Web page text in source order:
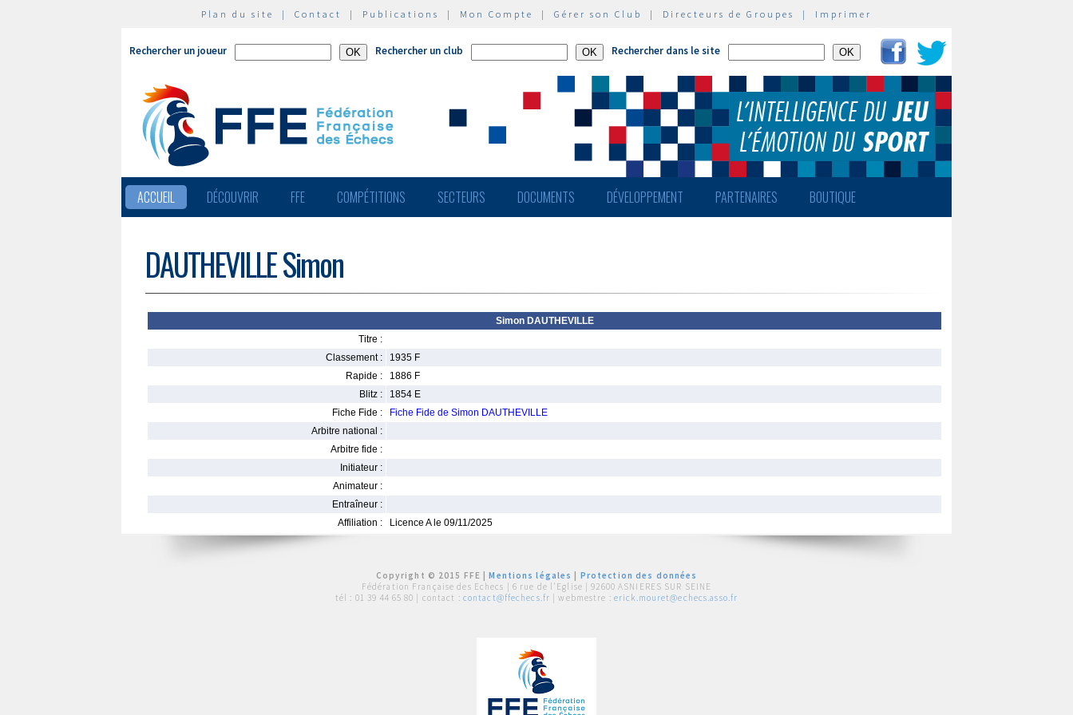
Plan du site | Contact | Publications | Mon Compte | Gérer son Club | Directeurs de Groupes | Imprimer
Rechercher un joueur Rechercher un club Rechercher dans le site
ACCUEIL DÉCOUVRIR FFE COMPÉTITIONS SECTEURS DOCUMENTS DÉVELOPPEMENT PARTENAIRES BOUTIQUE
DAUTHEVILLE Simon
Simon DAUTHEVILLE
Titre :
Classement :
1935 F
Rapide :
1886 F
Blitz :
1854 E
Fiche Fide :
Fiche Fide de Simon DAUTHEVILLE
Arbitre national :
Arbitre fide :
Initiateur :
Animateur :
Entraîneur :
Affiliation :
Licence A le 09/11/2025
Copyright © 2015 FFE |Mentions légales
Protection des données
Fédération Française des Echecs | 6 rue de l'Eglise | 92600 ASNIERES SUR SEINE
tél : 01 39 44 65 80 | contact : contact@ffechecs.fr | webmestre : erick.mouret@echecs.asso.fr